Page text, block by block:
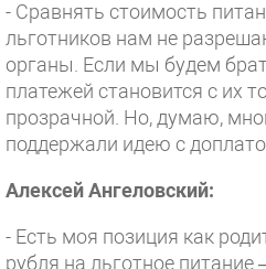
- Сравнять стоимость
льготников нам не
органы. Если мы будем
платежей становится с их
прозрачной. Но, думаю,
поддержали идею с
Алексей Ангеловский:
- Есть моя позиция как
рубля на льготное питание